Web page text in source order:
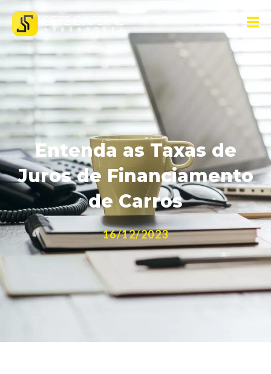
Entenda as Taxas de
Juros de Financiamento
de Carros
16/12/2023